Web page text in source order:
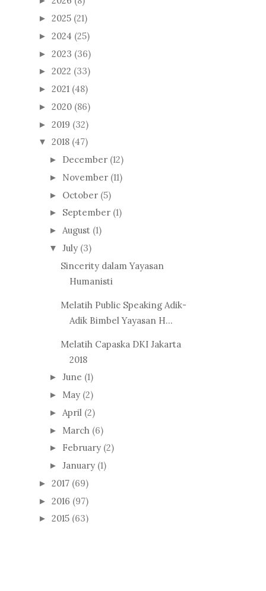
► 2025 (21)
► 2024 (25)
► 2023 (36)
► 2022 (33)
► 2021 (48)
► 2020 (86)
► 2019 (32)
▼ 2018 (47)
► December (12)
► November (11)
► October (5)
► September (1)
► August (1)
▼ July (3)
Sincerity dalam Yayasan
Humanisti
Melatih Public Speaking Adik-
Adik Bimbel Yayasan H...
Melatih Capaska DKI Jakarta
2018
► June (1)
► May (2)
► April (2)
► March (6)
► February (2)
► January (1)
► 2017 (69)
► 2016 (97)
► 2015 (63)